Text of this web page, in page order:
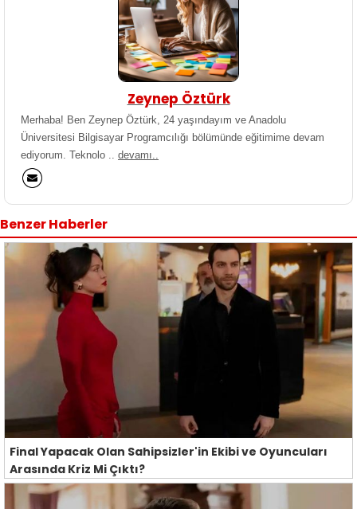
Zeynep Öztürk
Merhaba! Ben Zeynep Öztürk, 24 yaşındayım ve Anadolu
Üniversitesi Bilgisayar Programcılığı bölümünde eğitimime devam
ediyorum. Teknolo .. devamı..
Benzer Haberler
Final Yapacak Olan Sahipsizler'in Ekibi ve Oyuncuları
Arasında Kriz Mi Çıktı?